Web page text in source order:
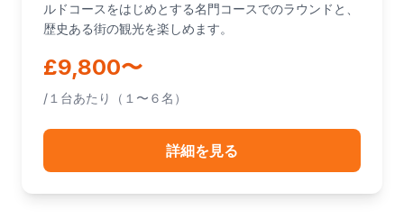
ルドコースをはじめとする名門コースでのラウンドと、
歴史ある街の観光を楽しめます。
£9,800〜
/１台あたり（１〜６名）
詳細を見る